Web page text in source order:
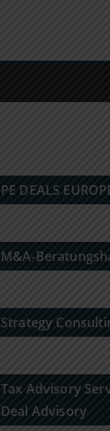
PE DEALS
M&A-
Strategy
Tax Advisory
Deal Advisory